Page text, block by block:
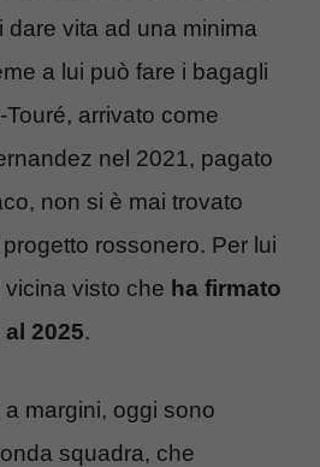
dare vita ad una minima
a lui può fare i bagagli
arrivato come
nel 2021, pagato
non si è mai trovato
rossonero. Per lui
vicina visto che ha firmato
2025.
margini, oggi sono
squadra, che